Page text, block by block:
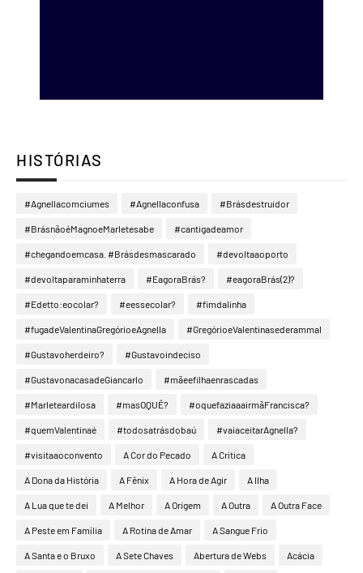
HISTÓRIAS
#Agnellacomciumes #Agnellaconfusa #Brásdestruidor
#BrásnãoéMagnoeMarletesabe #cantigadeamor
#chegandoemcasa. #Brásdesmascarado #devoltaaoporto
#devoltaparaminhaterra #EagoraBrás? #eagoraBrás(2)?
#Edetto:eocolar? #eessecolar? #fimdalinha
#fugadeValentinaGregórioeAgnella #GregórioeValentinasederammal
#Gustavoherdeiro? #Gustavoindeciso
#GustavonacasadeGiancarlo #mãeefilhaenrascadas
#Marleteardilosa #masOQUÊ? #oquefaziaaairmãFrancisca?
#quemValentinaé #todosatrásdobaú #vaiaceitarAgnella?
#visitaaoconvento A Cor do Pecado A Crítica
A Dona da História A Fênix A Hora de Agir A Ilha
A Lua que te dei A Melhor A Origem A Outra A Outra Face
A Peste em Família A Rotina de Amar A Sangue Frio
A Santa e o Bruxo A Sete Chaves Abertura de Webs Acácia